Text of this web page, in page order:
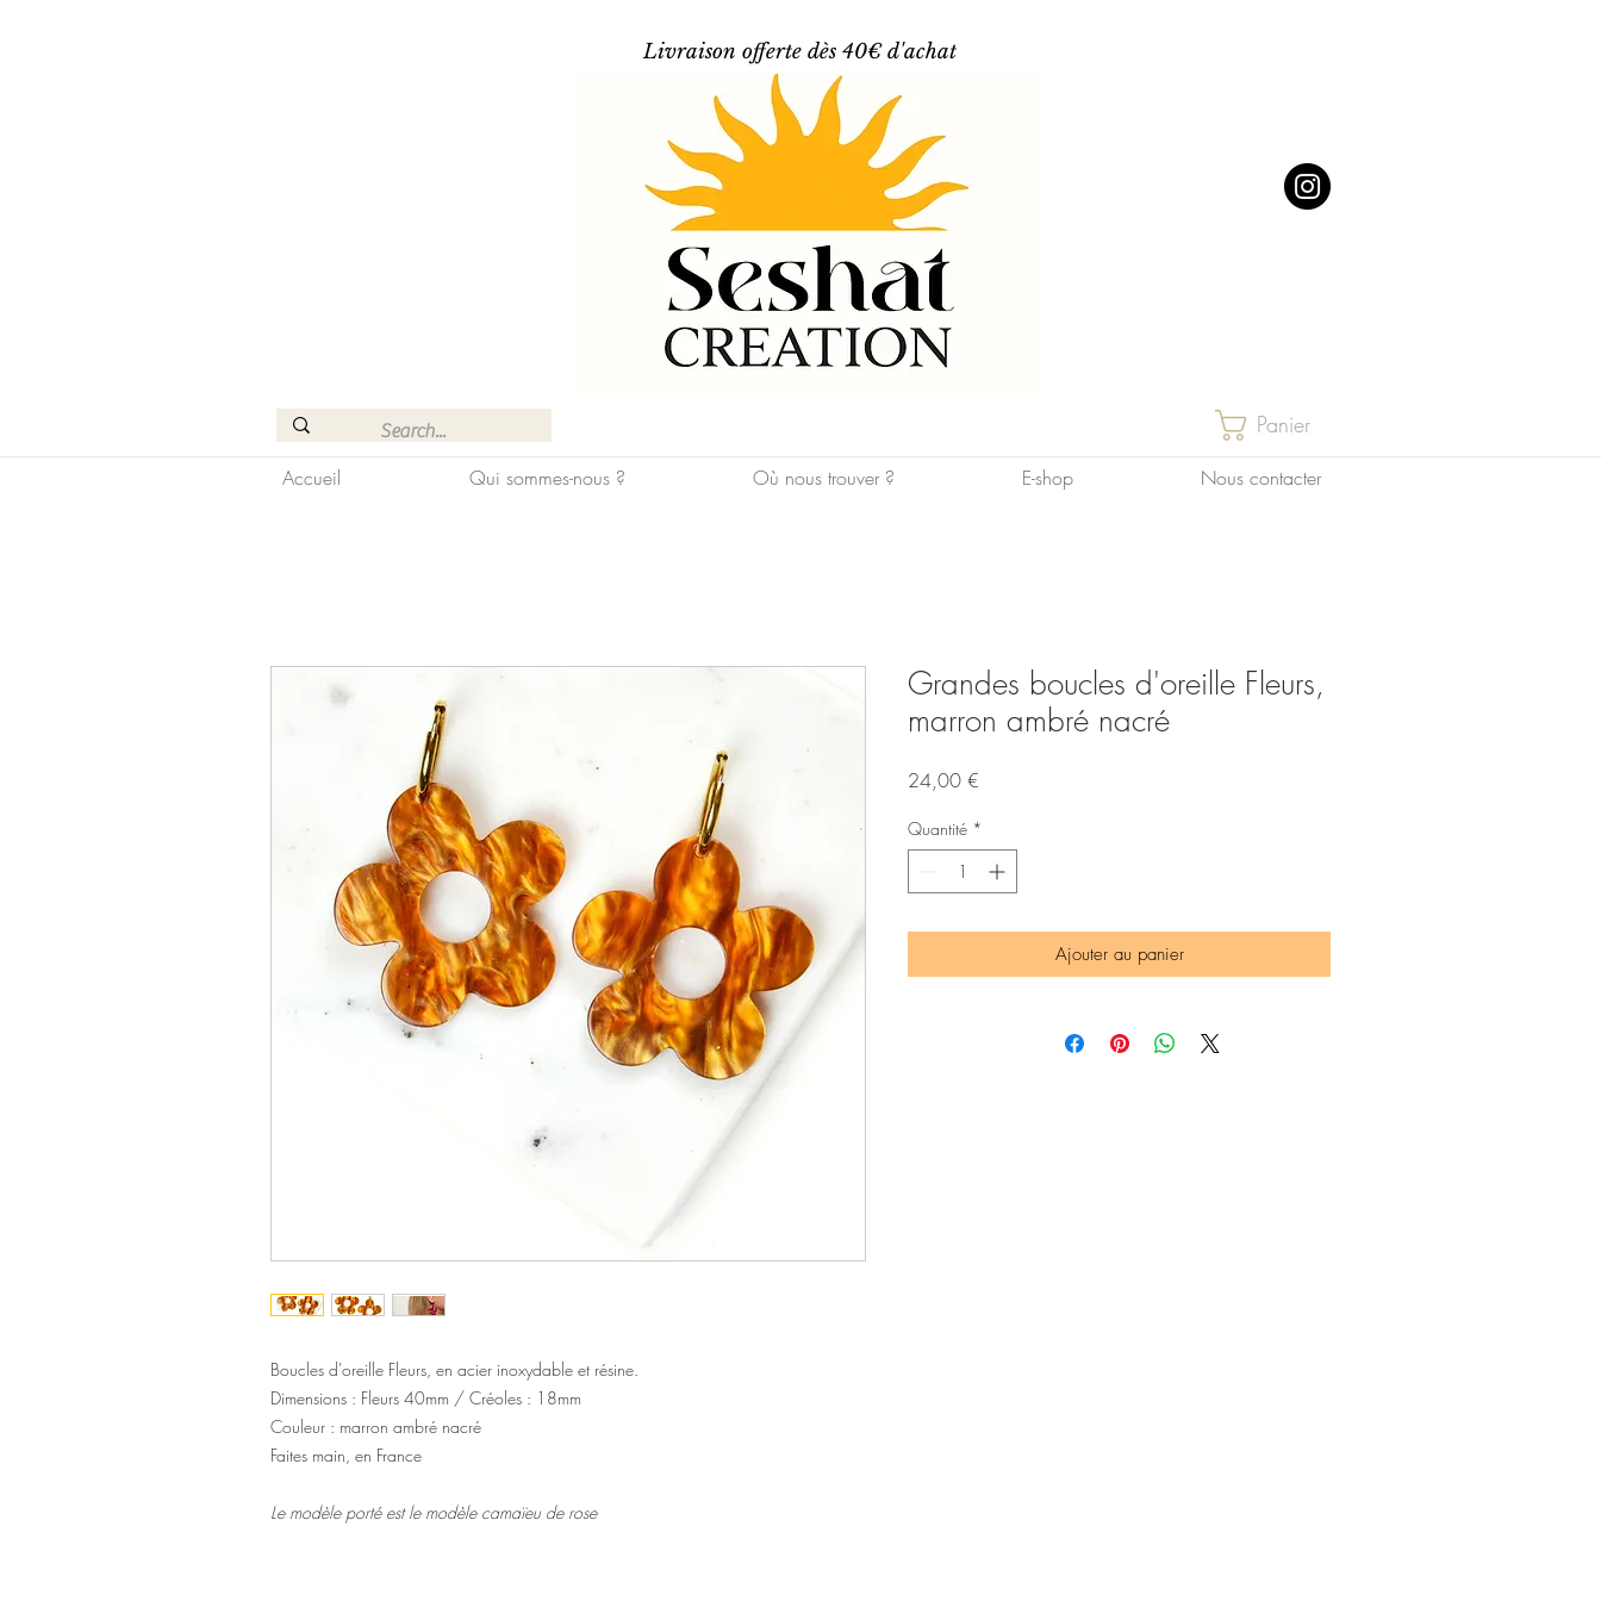
Livraison offerte dès 40€ d'achat
Panier
Accueil Qui sommes-nous ? Où nous trouver ? E-shop Nous contacter
Boucles d'oreille Fleurs, en acier inoxydable et résine.
Dimensions : Fleurs 40mm / Créoles : 18mm
Couleur : marron ambré nacré
Faites main, en France
Le modèle porté est le modèle camaïeu de rose
Grandes boucles d'oreille Fleurs,
marron ambré nacré
24,00 €
Quantité *
Ajouter au panier